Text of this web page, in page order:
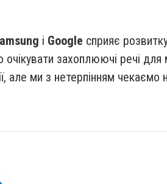
і Google сприяє
захоплюючі речі для
але ми з нетерпінням